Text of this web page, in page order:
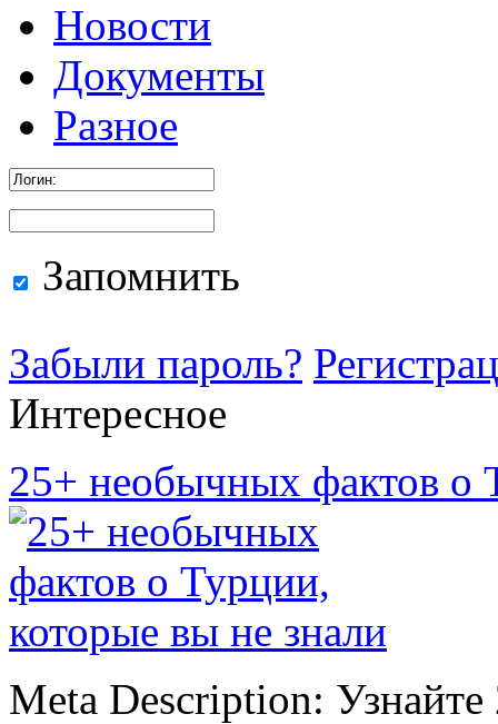
Новости
Документы
Разное
Запомнить
Забыли пароль?
Интересное
25+ необычных фактов о
Meta Description: